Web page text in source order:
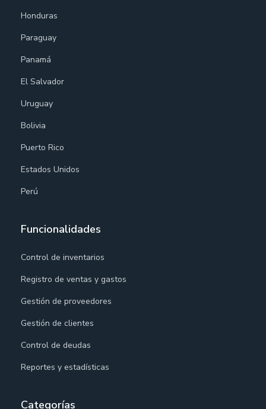
Honduras
Paraguay
Panamá
El Salvador
Uruguay
Bolivia
Puerto Rico
Estados Unidos
Perú
Funcionalidades
Control de inventarios
Registro de ventas y gastos
Gestión de proveedores
Gestión de clientes
Control de deudas
Reportes y estadísticas
Categorías